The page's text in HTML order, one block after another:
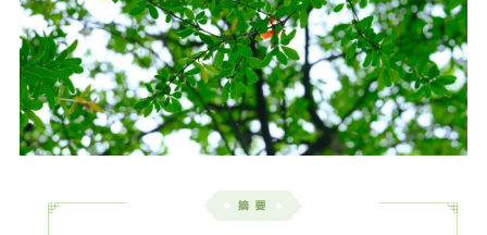
档案管理
道风建设
法音宣流
音频视频